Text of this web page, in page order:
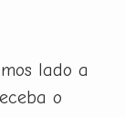
lado a
o